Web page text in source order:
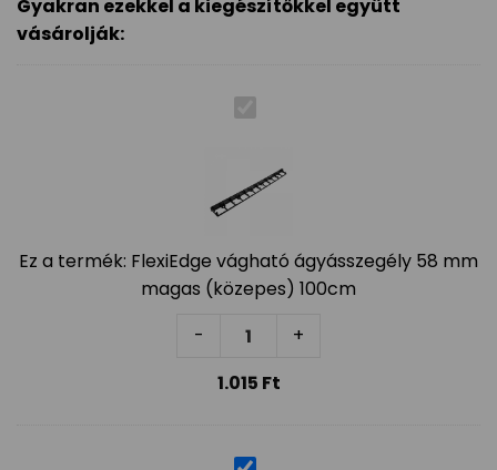
Gyakran ezekkel a kiegészítőkkel együtt
vásárolják:
Ez a termék: FlexiEdge vágható ágyásszegély 58 mm
magas (közepes) 100cm
-
FlexiEdge vágható
+
1.015 Ft